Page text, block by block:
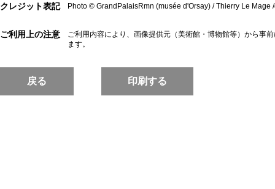
クレジット表記 Photo © GrandPalaisRmn (musée d'Orsay) / Thierry Le Mage
ご利用上の注意
ご利用内容により、画像提供元（美術館・博物館等）から事
ます。
戻る 印刷する